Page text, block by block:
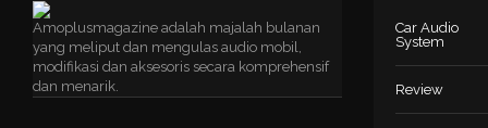
Amoplusmagazine adalah majalah bulanan
yang meliput dan mengulas audio mobil,
modifikasi dan aksesoris secara komprehensif
dan menarik.
Car Audio
System
Review